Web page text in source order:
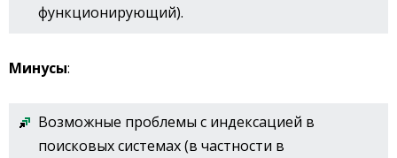
функционирующий).
Минусы:
Возможные проблемы с индексацией в
поисковых системах (в частности в